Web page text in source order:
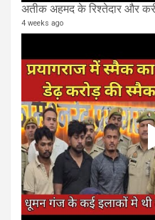
4 weeks ago